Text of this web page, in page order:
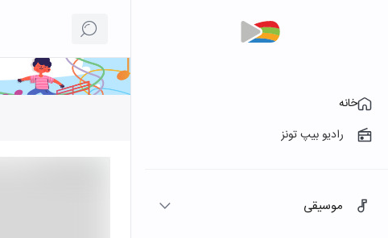
خانه
رادیو بیپ تونز
موسیقی